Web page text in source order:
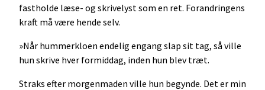
fastholde læse- og skrivelyst som en ret. Forandringens
kraft må være hende selv.
»Når hummerkloen endelig engang slap sit tag, så ville
hun skrive hver formiddag, inden hun blev træt.
Straks efter morgenmaden ville hun begynde. Det er min